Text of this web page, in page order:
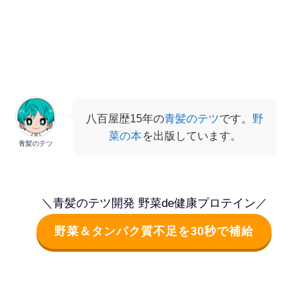
青髪のテツ
八百屋歴15年の青髪のテツです。 野
菜の本を出版しています。
＼青髪のテツ開発 野菜de健康プロテイン／
野菜＆タンパク質不足を30秒で補給